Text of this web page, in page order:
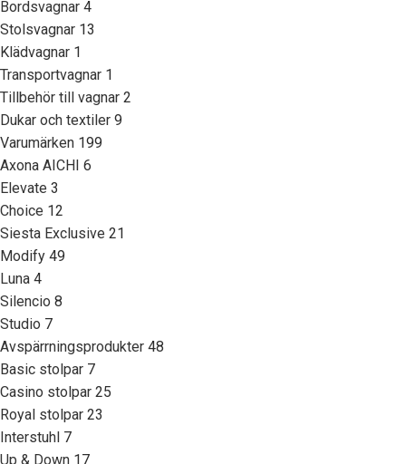
Bordsvagnar 4
Stolsvagnar 13
Klädvagnar 1
Transportvagnar 1
Tillbehör till vagnar 2
Dukar och textiler 9
Varumärken 199
Axona AICHI 6
Elevate 3
Choice 12
Siesta Exclusive 21
Modify 49
Luna 4
Silencio 8
Studio 7
Avspärrningsprodukter 48
Basic stolpar 7
Casino stolpar 25
Royal stolpar 23
Interstuhl 7
Up & Down 17